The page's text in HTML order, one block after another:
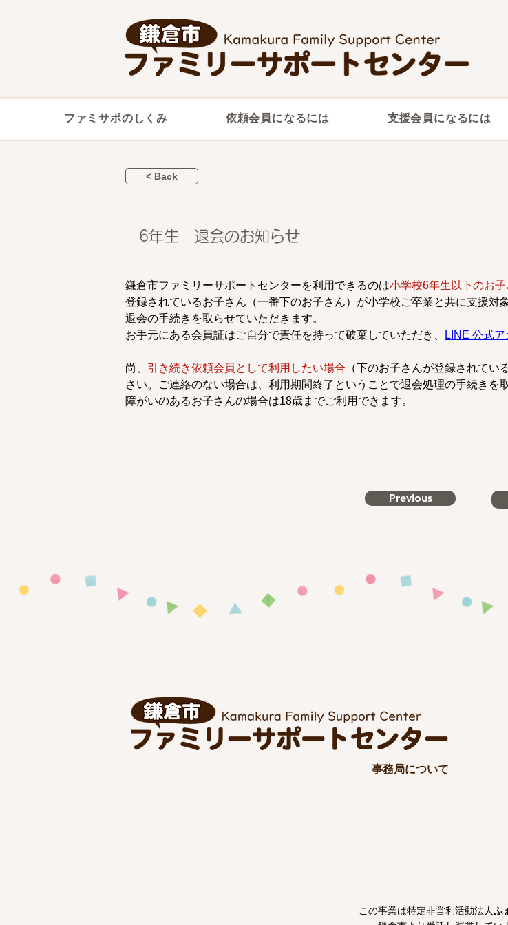
ファミサポのしくみ 依頼会員になるには 支援会員になるには
< Back
6年生 退会のお知らせ
鎌倉市ファミリーサポートセンターを利用できるのは小学校6年生以下のお
登録されているお子さん（一番下のお子さん）が小学校ご卒業と共に支援対
退会の手続きを取らせていただきます。
お手元にある会員証はご自分で責任を持って破棄していただき、
LINE 公式
尚、 引き続き依頼会員として利用したい場合 （下のお子さんが登録されてい
さい。ご連絡のない場合は、利用期間終了ということで退会処理の手続きを
障がいのあるお子さんの場合は18歳までご利用できます。
Previous
事務局について
この事業は特定非営利活動法人ふ